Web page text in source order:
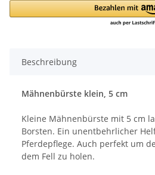
Beschreibung
Mähnenbürste klein, 5 cm
Kleine Mähnenbürste mit 5 cm
Borsten. Ein unentbehrlicher
Pferdepflege. Auch perfekt um
dem Fell zu holen.